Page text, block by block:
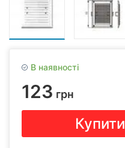
В наявності
123 грн
Купити